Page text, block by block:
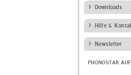
Downloads
Hilfe &
Newsletter
PHONOSTAR AUF